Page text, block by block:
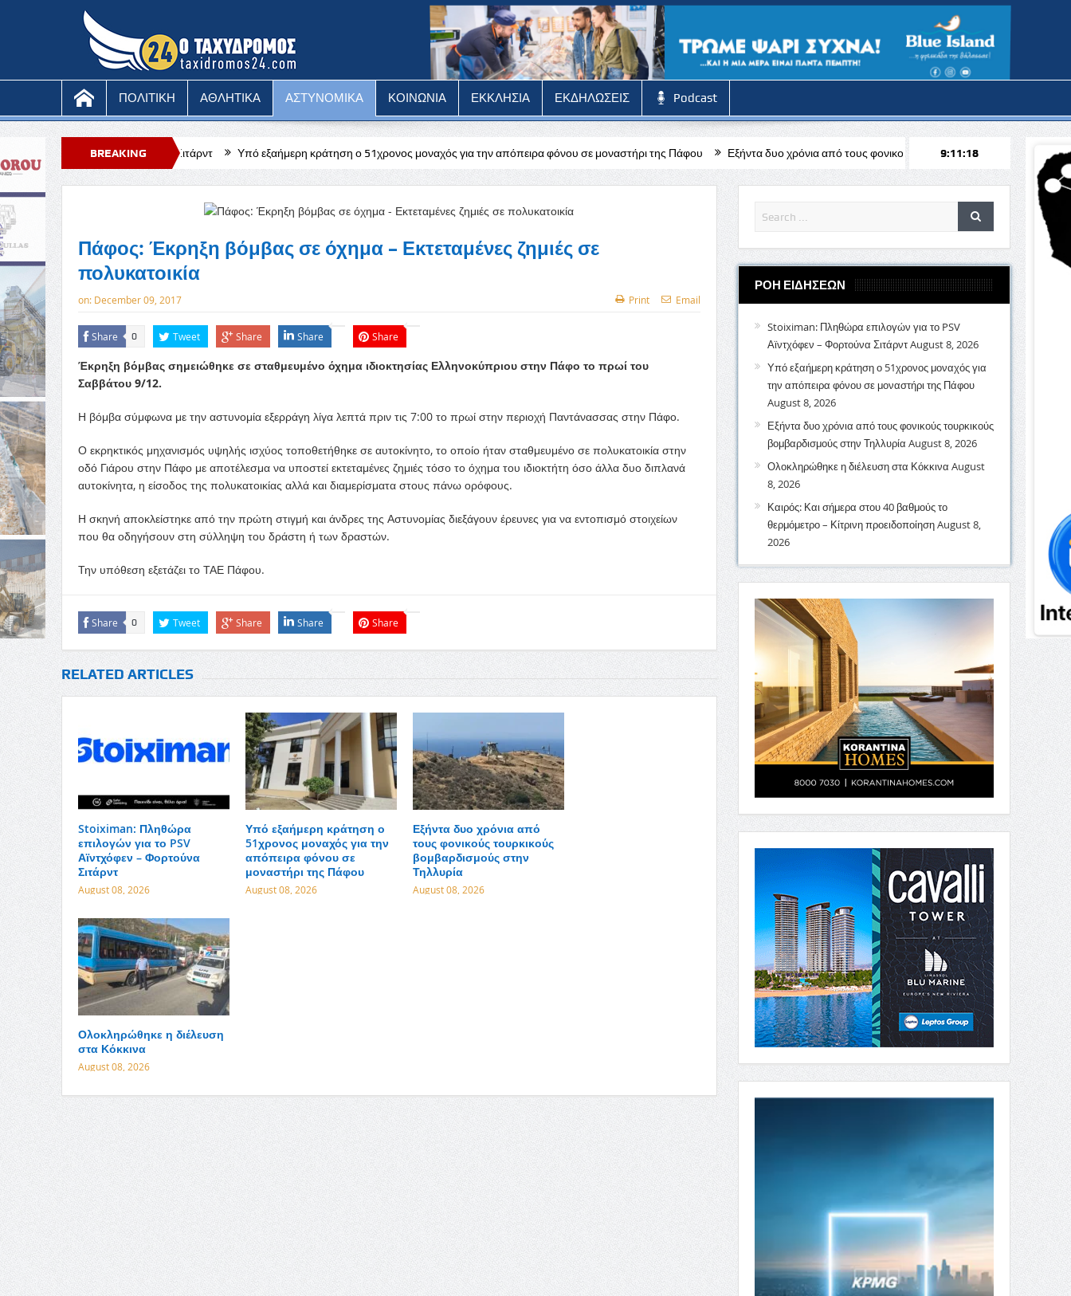
ΠΟΛΙΤΙΚΗ ΑΘΛΗΤΙΚΑ ΑΣΤΥΝΟΜΙΚΑ ΚΟΙΝΩΝΙΑ ΕΚΚΛΗΣΙΑ ΕΚΔΗΛΩΣΕΙΣ Podcast
BREAKING
NEWS
– Φορτούνα Σιτάρντ Υπό εξαήμερη κράτηση ο 51χρονος μοναχός για την απόπειρα φόνου σε μοναστήρι της Πάφου Εξήντα δυο χρόνια από τους φονικούς τουρκικούς βομβαρδισμούς στην Τηλλυρία
9:11:20
Πάφος: Έκρηξη βόμβας σε όχημα – Εκτεταμένες ζημιές σε
πολυκατοικία
on: December 09, 2017 Print Email
Share 0 Tweet Share Share Share
Έκρηξη βόμβας σημειώθηκε σε σταθμευμένο όχημα ιδιοκτησίας Ελληνοκύπριου στην Πάφο το πρωί του
Σαββάτου 9/12.
Η βόμβα σύμφωνα με την αστυνομία εξερράγη λίγα λεπτά πριν τις 7:00 το πρωί στην περιοχή Παντάνασσας στην Πάφο.
Ο εκρηκτικός μηχανισμός υψηλής ισχύος τοποθετήθηκε σε αυτοκίνητο, το οποίο ήταν σταθμευμένο σε πολυκατοικία στην
οδό Γιάρου στην Πάφο με αποτέλεσμα να υποστεί εκτεταμένες ζημιές τόσο το όχημα του ιδιοκτήτη όσο άλλα δυο διπλανά
αυτοκίνητα, η είσοδος της πολυκατοικίας αλλά και διαμερίσματα στους πάνω ορόφους.
Η σκηνή αποκλείστηκε από την πρώτη στιγμή και άνδρες της Αστυνομίας διεξάγουν έρευνες για να εντοπισμό στοιχείων
που θα οδηγήσουν στη σύλληψη του δράστη ή των δραστών.
Την υπόθεση εξετάζει το ΤΑΕ Πάφου.
Share 0 Tweet Share Share Share
RELATED ARTICLES
Stoiximan: Πληθώρα
επιλογών για το PSV
Αϊντχόφεν – Φορτούνα
Σιτάρντ
August 08, 2026
Υπό εξαήμερη κράτηση ο
51χρονος μοναχός για την
απόπειρα φόνου σε
μοναστήρι της Πάφου
August 08, 2026
Εξήντα δυο χρόνια από
τους φονικούς τουρκικούς
βομβαρδισμούς στην
Τηλλυρία
August 08, 2026
Ολοκληρώθηκε η διέλευση
στα Κόκκινα
August 08, 2026
ΡΟΗ ΕΙΔΗΣΕΩΝ
Stoiximan: Πληθώρα επιλογών για το PSV
Αϊντχόφεν – Φορτούνα ΣιτάρντAugust 8, 2026
Υπό εξαήμερη κράτηση ο 51χρονος μοναχός για
την απόπειρα φόνου σε μοναστήρι της Πάφου
August 8, 2026
Εξήντα δυο χρόνια από τους φονικούς τουρκικούς
βομβαρδισμούς στην Τηλλυρία August 8, 2026
Ολοκληρώθηκε η διέλευση στα Κόκκινα August
8, 2026
Καιρός: Και σήμερα στου 40 βαθμούς το
θερμόμετρο – Κίτρινη προειδοποίησηAugust 8,
2026